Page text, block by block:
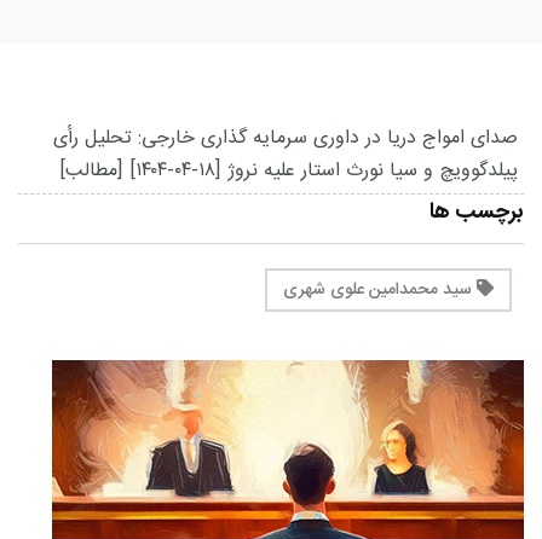
صدای امواج دریا در داوری سرمایه گذاری خارجی: تحلیل رأی
پیلدگوویچ و سیا نورث استار علیه نروژ [۱۴۰۴-۰۴-۱۸] [مطالب]
برچسب ها
سید محمدامین علوی شهری